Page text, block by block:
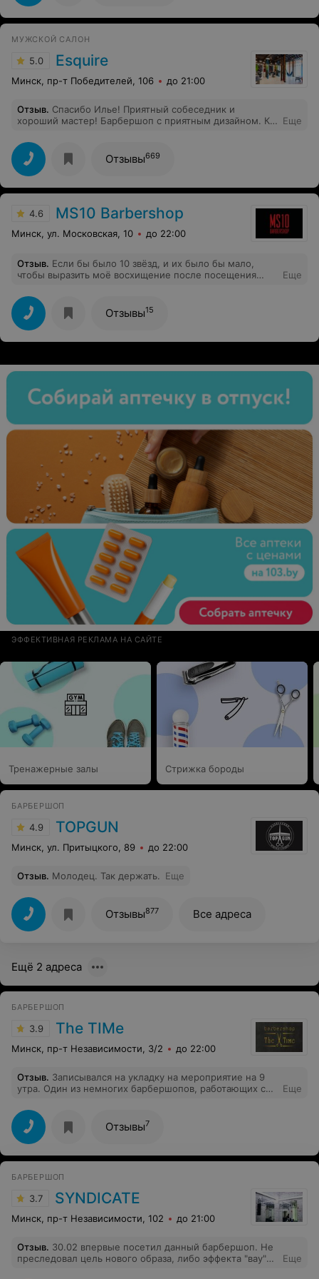
МУЖСКОЙ САЛОН
5.0 Esquire
Минск, пр-т Победителей, 106 до 21:00
Отзыв. Спасибо Илье! Приятный собеседник и
хороший мастер! Барбершоп с приятным дизайном. К
удобно облокотиться спиной.
Еще
Отзывы669
4.6 MS10 Barbershop
Минск, ул. Московская, 10 до 22:00
Отзыв. Если бы было 10 звёзд, и их было бы мало,
чтобы выразить моё восхищение после посещения
случайно, я просто зашёл и спросил, можно ли
постричься. И мне сразу предложили место. Стригла
меня Екатерина. Я рассказал ей, что хотел бы, где
раньше стригся, что хотелось бы изменить. Она меня
внимательно выслушала, проанализировала мои
незаметно, в процессе завязалась беседа о стрижках и
и хотел. Мастер работает очень аккуратно, тщательно
и бережно. Мне действительно очень понравился тот
вариант, который получился! Хотя волосы у меня не
самые лёгкие, а желания тоже не самые простые!
Еще
Отзывы15
ЭФФЕКТИВНАЯ РЕКЛАМА НА САЙТЕ
Тренажерные залы Стрижка бороды
БАРБЕРШОП
4.9 TOPGUN
Минск, ул. Притыцкого, 89 до 22:00
Отзыв. Молодец. Так держать. Еще
Отзывы877 Все адреса
Ещё 2 адреса
БАРБЕРШОП
3.9 The TIMe
Минск, пр-т Независимости, 3/2 до 22:00
Отзыв. Записывался на укладку на мероприятие на 9
утра. Один из немногих барбершопов, работающих с
того что ТЦ Столица работает с 10:00 и пройти на
нижний уровень мимо охраны, без сопровождения
мастера барбершопа, по записи с 9:00 невозможно,
так ещё приходится выслушивать недовольства самого
мастера о моем выборе времени и цели визита. Да,
открываете запись на предоставление таких услуг и на
такое время. Во- вторых, укладку сделали
отвратительно, мастер уложил волосы поверх моей, на
мой гель и лак. Мое время также дорого, как и вам,
учитесь работать, съездите на курсы.
Еще
Отзывы7
БАРБЕРШОП
3.7 SYNDICATE
Минск, пр-т Независимости, 102 до 21:00
Отзыв. 30.02 впервые посетил данный барбершоп. Не
преследовал цель нового образа, либо эффекта "вау"
Еще